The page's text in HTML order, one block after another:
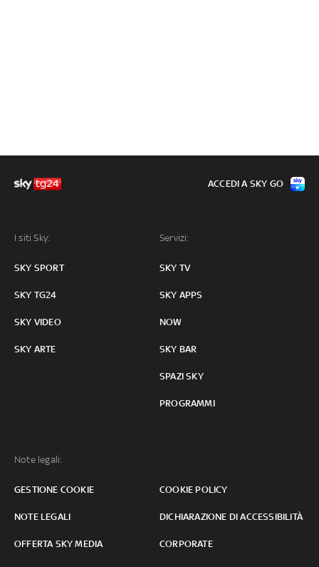
I siti Sky:
SKY SPORT
SKY TG24
SKY VIDEO
SKY ARTE
Servizi:
SKY TV
SKY APPS
NOW
SKY BAR
SPAZI SKY
PROGRAMMI
Note legali:
GESTIONE COOKIE COOKIE POLICY
NOTE LEGALI DICHIARAZIONE DI ACCESSIBILITÀ
OFFERTA SKY MEDIA CORPORATE
ACCEDI A SKY GO